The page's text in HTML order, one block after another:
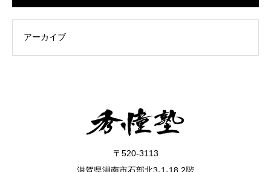
〒520-3113
滋賀県湖南市石部北3-1-18 2階